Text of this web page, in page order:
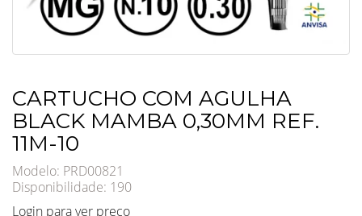
CARTUCHO COM AGULHA
BLACK MAMBA 0,30MM REF.
11M-10
Modelo: PRD00821
Disponibilidade: 190
Login para ver preço